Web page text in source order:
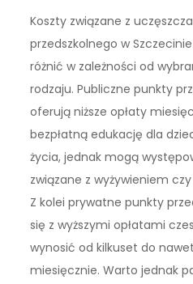
Koszty związane z
przedszkolnego w
różnić w zależności od
rodzaju. Publiczne punkty
oferują niższe opłaty
bezpłatną edukację dla
życia, jednak mogą
związane z wyżywieniem
Z kolei prywatne punkty
się z wyższymi opłatami
wynosić od kilkuset do
miesięcznie. Warto jednak